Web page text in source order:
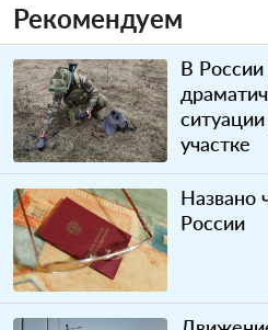
Рекомендуем
В России
участке
Названо
России